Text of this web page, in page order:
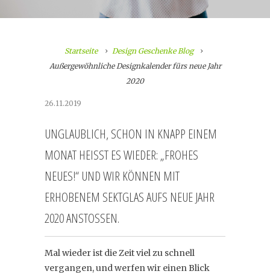
Startseite
Design Geschenke Blog
Außergewöhnliche Designkalender fürs neue Jahr
2020
26.11.2019
UNGLAUBLICH, SCHON IN KNAPP EINEM
MONAT HEISST ES WIEDER: „FROHES N
EUES!“ UND WIR KÖNNEN MIT E
RHOBENEM SEKTGLAS AUFS NEUE JAHR 2
020 ANSTOSSEN.
Mal wieder ist die Zeit viel zu schnell
vergangen, und werfen wir einen Blick